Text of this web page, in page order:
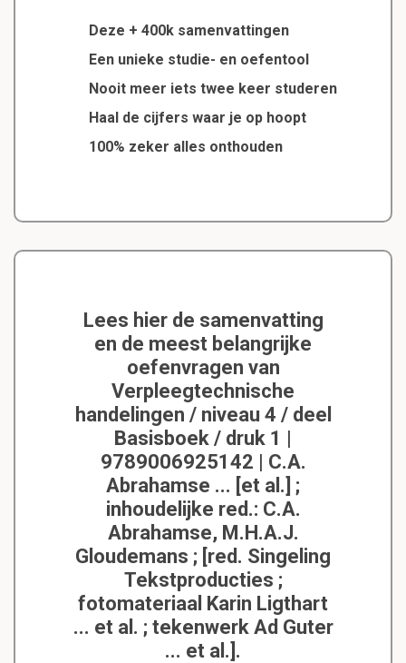
Deze + 400k samenvattingen
Een unieke studie- en oefentool
Nooit meer iets twee keer studeren
Haal de cijfers waar je op hoopt
100% zeker alles onthouden
Lees hier de samenvatting
en de meest belangrijke
oefenvragen van
Verpleegtechnische
handelingen / niveau 4 / deel
Basisboek / druk 1 |
9789006925142 | C.A.
Abrahamse ... [et al.] ;
inhoudelijke red.: C.A.
Abrahamse, M.H.A.J.
Gloudemans ; [red. Singeling
Tekstproducties ;
fotomateriaal Karin Ligthart
... et al. ; tekenwerk Ad Guter
... et al.].